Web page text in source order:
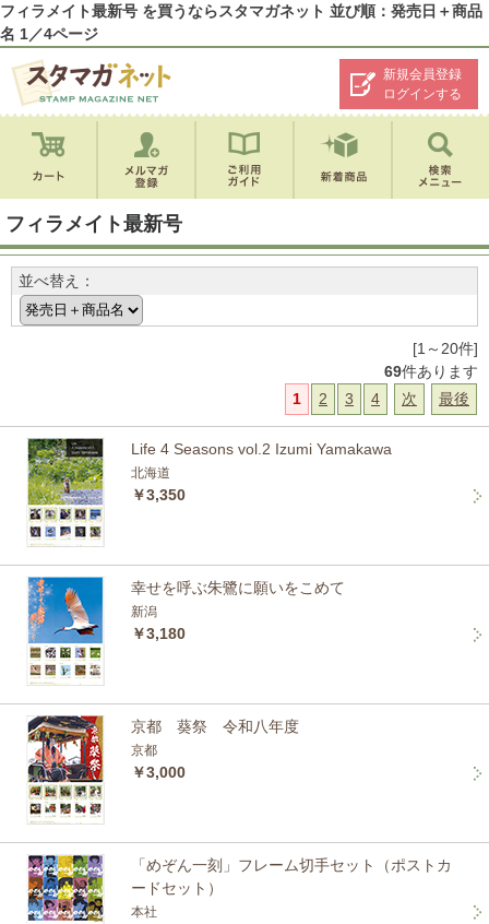
フィラメイト最新号 を買うならスタマガネット 並び順：発売日＋商品
名 1／4ページ
新規会員登録
ログインする
フィラメイト最新号
並べ替え：
[1～20件]
69件あります
1
2 3 4 次 最後
Life 4 Seasons vol.2 Izumi Yamakawa
北海道
￥3,350
幸せを呼ぶ朱鷺に願いをこめて
新潟
￥3,180
京都 葵祭 令和八年度
京都
￥3,000
「めぞん一刻」フレーム切手セット（ポストカ
ードセット）
本社